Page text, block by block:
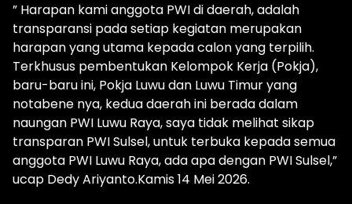
” Harapan kami anggota PWI di daerah, adalah
transparansi pada setiap kegiatan merupakan
harapan yang utama kepada calon yang terpilih.
Terkhusus pembentukan Kelompok Kerja (Pokja),
baru-baru ini, Pokja Luwu dan Luwu Timur yang
notabene nya, kedua daerah ini berada dalam
naungan PWI Luwu Raya, saya tidak melihat sikap
transparan PWI Sulsel, untuk terbuka kepada semua
anggota PWI Luwu Raya, ada apa dengan PWI Sulsel,”
ucap Dedy Ariyanto.Kamis 14 Mei 2026.